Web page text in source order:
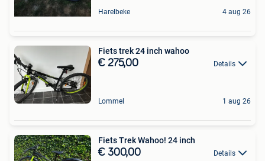
Harelbeke 4 aug 26
Fiets trek 24 inch wahoo
€ 275,00 Details
Lommel 1 aug 26
Fiets Trek Wahoo! 24 inch
€ 300,00 Details